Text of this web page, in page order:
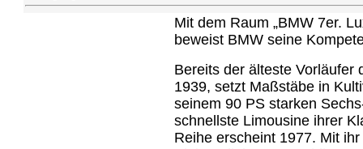
Mit dem Raum „BMW 7er.
beweist BMW seine
Bereits der älteste Vorläufer
1939, setzt Maßstäbe in
seinem 90 PS starken
schnellste Limousine ihrer
Reihe erscheint 1977. Mit